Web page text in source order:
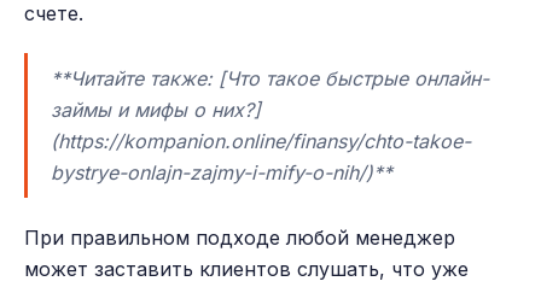
счете.
**Читайте также: [Что такое быстрые онлайн-
займы и мифы о них?]
(https://kompanion.online/finansy/chto-takoe-
bystrye-onlajn-zajmy-i-mify-o-nih/)**
При правильном подходе любой менеджер
может заставить клиентов слушать, что уже